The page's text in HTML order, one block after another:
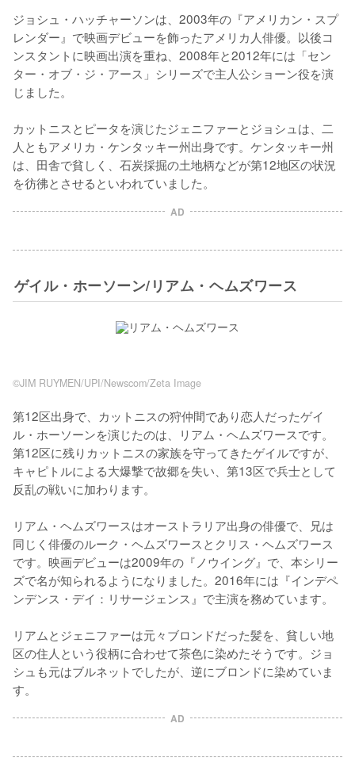
ジョシュ・ハッチャーソンは、2003年の『アメリカン・スプ
レンダー』で映画デビューを飾ったアメリカ人俳優。以後コ
ンスタントに映画出演を重ね、2008年と2012年には「セン
ター・オブ・ジ・アース」シリーズで主人公ショーン役を演
じました。
カットニスとピータを演じたジェニファーとジョシュは、二
人ともアメリカ・ケンタッキー州出身です。ケンタッキー州
は、田舎で貧しく、石炭採掘の土地柄などが第12地区の状況
を彷彿とさせるといわれていました。
AD
ゲイル・ホーソーン/リアム・ヘムズワース
©JIM RUYMEN/UPI/Newscom/Zeta Image
第12区出身で、カットニスの狩仲間であり恋人だったゲイ
ル・ホーソーンを演じたのは、リアム・ヘムズワースです。
第12区に残りカットニスの家族を守ってきたゲイルですが、
キャピトルによる大爆撃で故郷を失い、第13区で兵士として
反乱の戦いに加わります。
リアム・ヘムズワースはオーストラリア出身の俳優で、兄は
同じく俳優のルーク・ヘムズワースとクリス・ヘムズワース
です。映画デビューは2009年の『ノウイング』で、本シリー
ズで名が知られるようになりました。2016年には『インデペ
ンデンス・デイ：リサージェンス』で主演を務めています。
リアムとジェニファーは元々ブロンドだった髪を、貧しい地
区の住人という役柄に合わせて茶色に染めたそうです。ジョ
シュも元はブルネットでしたが、逆にブロンドに染めていま
す。
AD